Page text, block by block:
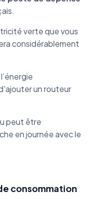
verte que vous
considérablement
un routeur
peut être
en journée avec le
consommation